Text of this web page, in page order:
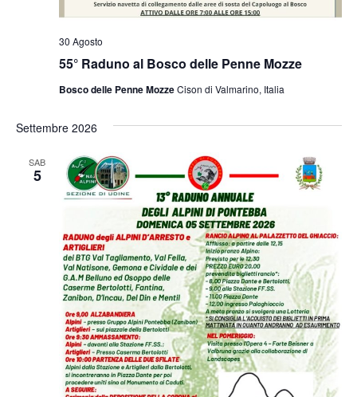
55° Raduno al Bosco delle Penne Mozze
30 Agosto
Bosco delle Penne MozzeCison di Valmarino, Italia
Settembre 2026
SAB
5